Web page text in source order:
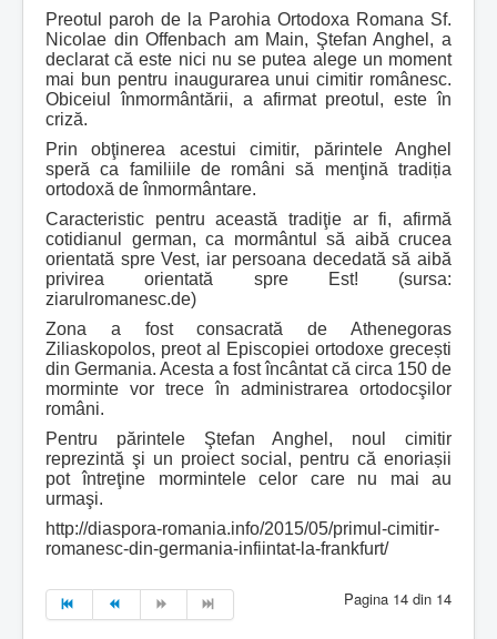
Preotul paroh de la Parohia Ortodoxa Romana Sf.
Nicolae din Offenbach am Main, Ştefan Anghel, a
declarat că este nici nu se putea alege un moment
mai bun pentru inaugurarea unui cimitir românesc.
Obiceiul înmormântării, a afirmat preotul, este în
criză.
Prin obţinerea acestui cimitir, părintele Anghel
speră ca familiile de români să menţină tradiția
ortodoxă de înmormântare.
Caracteristic pentru această tradiţie ar fi, afirmă
cotidianul german, ca mormântul să aibă crucea
orientată spre Vest, iar persoana decedată să aibă
privirea orientată spre Est! (sursa:
ziarulromanesc.de)
Zona a fost consacrată de Athenegoras
Ziliaskopolos, preot al Episcopiei ortodoxe grecești
din Germania. Acesta a fost încântat că circa 150 de
morminte vor trece în administrarea ortodocşilor
români.
Pentru părintele Ştefan Anghel, noul cimitir
reprezintă şi un proiect social, pentru că enoriașii
pot întreţine mormintele celor care nu mai au
urmaşi.
http://diaspora-romania.info/2015/05/primul-cimitir-
romanesc-din-germania-infiintat-la-frankfurt/
Pagina 14 din 14